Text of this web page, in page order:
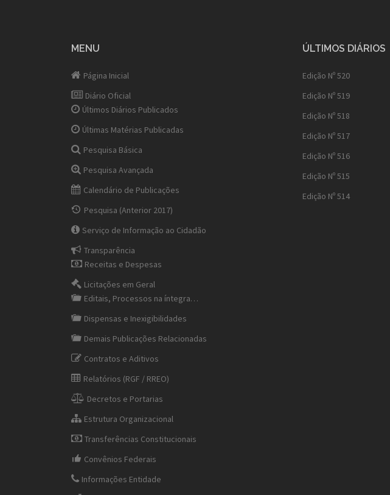
MENU
Página Inicial
Diário Oficial
Últimos Diários Publicados
Últimas Matérias Publicadas
Pesquisa Básica
Pesquisa Avançada
Calendário de Publicações
Pesquisa (Anterior 2017)
Serviço de Informação ao Cidadão
Transparência
Receitas e Despesas
Licitações em Geral
Editais, Processos na íntegra…
Dispensas e Inexigibilidades
Demais Publicações Relacionadas
Contratos e Aditivos
Relatórios (RGF / RREO)
Decretos e Portarias
Estrutura Organizacional
Transferências Constitucionais
Convênios Federais
Informações Entidade
ÚLTIMOS DIÁRIOS
Edição Nº 520
Edição Nº 519
Edição Nº 518
Edição Nº 517
Edição Nº 516
Edição Nº 515
Edição Nº 514